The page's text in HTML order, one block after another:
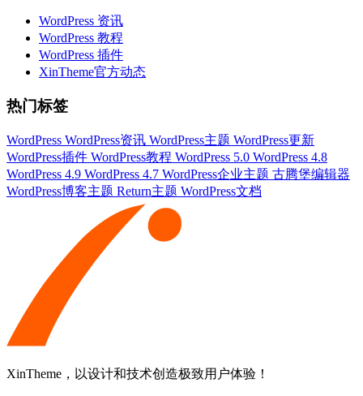
WordPress 资讯
WordPress 教程
WordPress 插件
XinTheme官方动态
热门标签
WordPress WordPress资讯 WordPress主题 WordPress更新
WordPress插件 WordPress教程 WordPress 5.0 WordPress 4.8
WordPress 4.9 WordPress 4.7 WordPress企业主题 古腾堡编辑器
WordPress博客主题 Return主题 WordPress文档
XinTheme，以设计和技术创造极致用户体验！